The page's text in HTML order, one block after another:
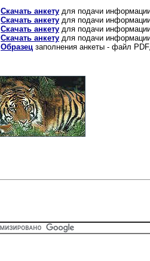
Скачать анкету для подачи
Скачать анкету для подачи
Скачать анкету для подачи
Скачать анкету для подачи
Образец заполнения анкеты - файл